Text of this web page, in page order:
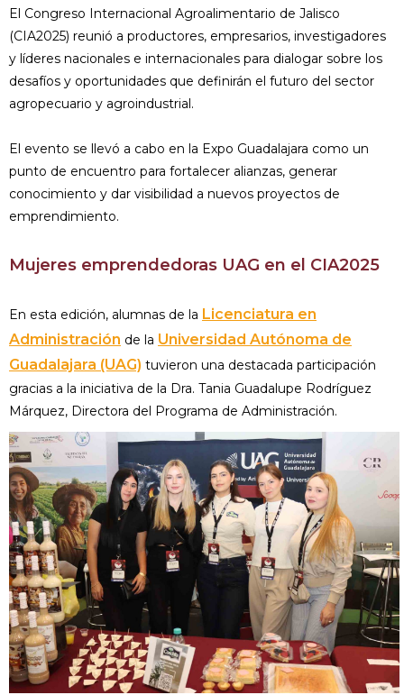
El Congreso Internacional Agroalimentario de Jalisco
(CIA2025) reunió a productores, empresarios, investigadores
y líderes nacionales e internacionales para dialogar sobre los
desafíos y oportunidades que definirán el futuro del sector
agropecuario y agroindustrial.
El evento se llevó a cabo en la Expo Guadalajara como un
punto de encuentro para fortalecer alianzas, generar
conocimiento y dar visibilidad a nuevos proyectos de
emprendimiento.
Mujeres emprendedoras UAG en el CIA2025
En esta edición, alumnas de la Licenciatura en
Administración de la Universidad Autónoma de
Guadalajara (UAG) tuvieron una destacada participación
gracias a la iniciativa de la Dra. Tania Guadalupe Rodríguez
Márquez, Directora del Programa de Administración.